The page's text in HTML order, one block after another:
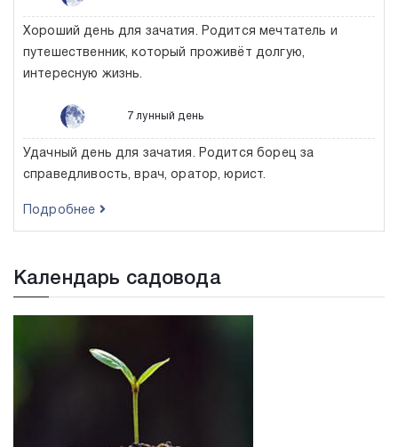
Хороший день для зачатия. Родится мечтатель и
путешественник, который проживёт долгую,
интересную жизнь.
7 лунный день
Удачный день для зачатия. Родится борец за
справедливость, врач, оратор, юрист.
Подробнее
Календарь садовода